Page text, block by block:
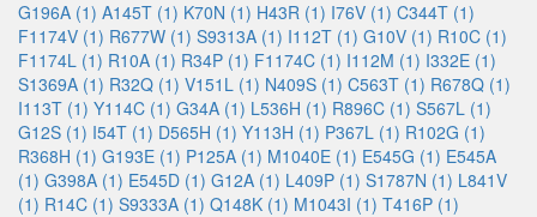
G196A (1) A145T (1) K70N (1) H43R (1) I76V (1) C344T (1)
F1174V (1) R677W (1) S9313A (1) I112T (1) G10V (1) R10C (1)
F1174L (1) R10A (1) R34P (1) F1174C (1) I112M (1) I332E (1)
S1369A (1) R32Q (1) V151L (1) N409S (1) C563T (1) R678Q (1)
I113T (1) Y114C (1) G34A (1) L536H (1) R896C (1) S567L (1)
G12S (1) I54T (1) D565H (1) Y113H (1) P367L (1) R102G (1)
R368H (1) G193E (1) P125A (1) M1040E (1) E545G (1) E545A
(1) G398A (1) E545D (1) G12A (1) L409P (1) S1787N (1) L841V
(1) R14C (1) S9333A (1) Q148K (1) M1043I (1) T416P (1)